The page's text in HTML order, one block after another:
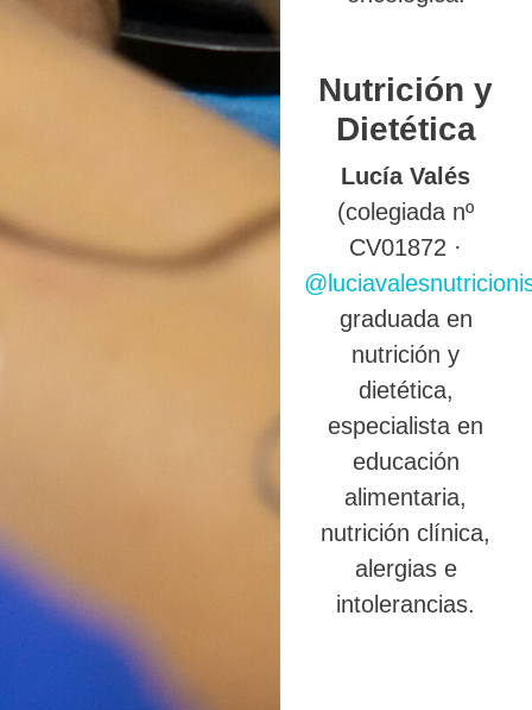
Nutrición y
Dietética
Lucía Valés
(colegiada nº
CV01872 ·
graduada en
nutrición y
dietética,
especialista en
educación
alimentaria,
nutrición clínica,
alergias e
intolerancias.